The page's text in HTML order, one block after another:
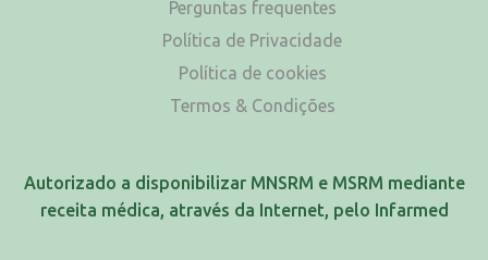
Perguntas frequentes
Política de Privacidade
Política de cookies
Termos & Condições
Autorizado a disponibilizar MNSRM e MSRM mediante
receita médica, através da Internet, pelo Infarmed